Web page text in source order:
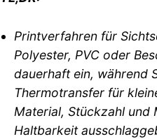
Printverfahren für
Polyester, PVC oder
dauerhaft ein, während
Thermotransfer für
Material, Stückzahl
Haltbarkeit